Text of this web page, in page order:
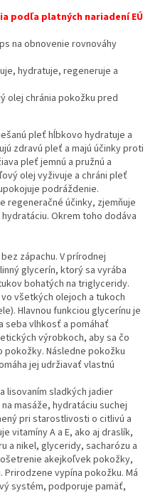
podľa platných nariadení EÚ
na obnovenie rovnováhy
hydratuje, regeneruje a
olej chránia pokožku pred
pleť hĺbkovo hydratuje a
zdravú pleť a majú účinky proti
pleť jemnú a pružnú a
olej vyživuje a chráni pleť
podráždenie.
regeneračné účinky, zjemňuje
Okrem toho dodáva
zápachu. V prírodnej
glycerín, ktorý sa vyrába
bohatých na triglyceridy.
všetkých olejoch a tukoch
Hlavnou funkciou glycerínu je
seba vlhkosť a pomáhať
výrobkoch, aby sa čo
Následne pokožku
jej udržiavať vlastnú
lisovaním sladkých jadier
masáže, hydratáciu suchej
pri starostlivosti o citlivú a
vitamíny A a E, ako aj draslík,
a nikel, glyceridy, sacharózu a
akejkoľvek pokožky,
Prirodzene vypína pokožku. Má
systém, podporuje pamäť,